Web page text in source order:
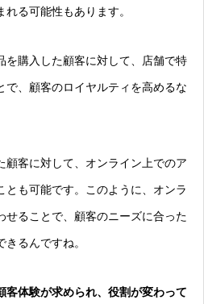
る可能性もあります。
を購入した顧客に対して、店舗で特
で、顧客のロイヤルティを高めるな
顧客に対して、オンライン上でのア
とも可能です。このように、オンラ
せることで、顧客のニーズに合った
るんですね。
客体験が求められ、役割が変わって